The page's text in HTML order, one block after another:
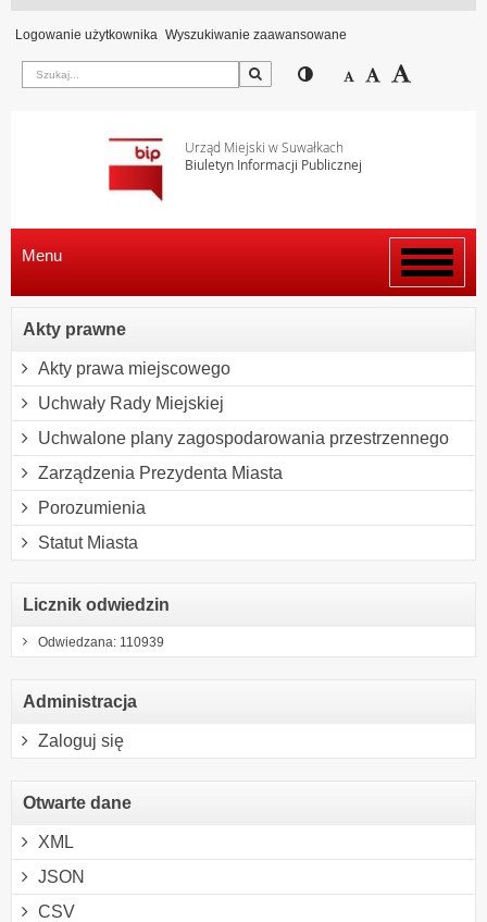
Logowanie użytkownika Wyszukiwanie zaawansowane
Szukaj Przełącz pomiędzy
Zmniejsz
Domyślny
Urząd Miejski w Suwałkach
Biuletyn Informacji Publicznej
Włącz
menu
Menu
Akty prawne
Akty prawa miejscowego
Uchwały Rady Miejskiej
Uchwalone plany zagospodarowania przestrzennego
Zarządzenia Prezydenta Miasta
Porozumienia
Statut Miasta
Licznik odwiedzin
Odwiedzana: 110939
Administracja
Zaloguj się
Otwarte dane
XML
JSON
CSV